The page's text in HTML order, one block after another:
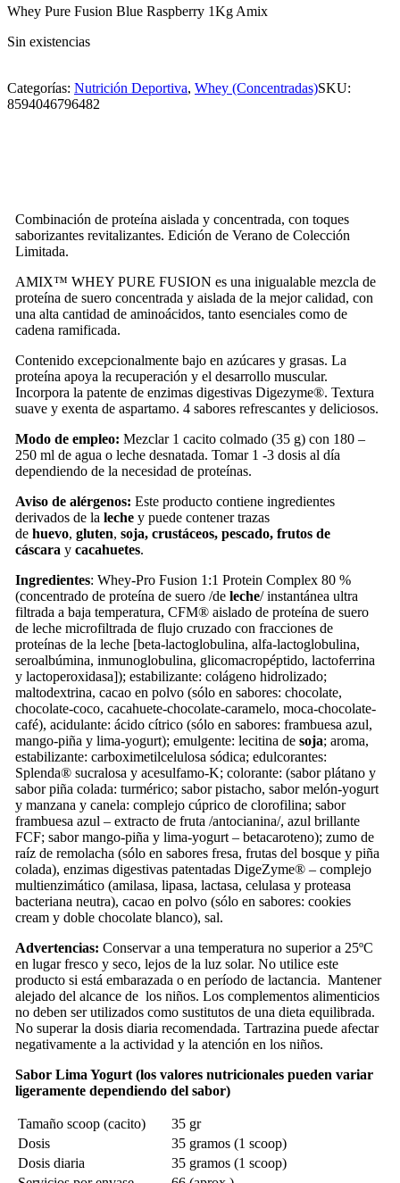
Whey Pure Fusion Blue Raspberry 1Kg Amix
Sin existencias
Categorías: Nutrición Deportiva, Whey (Concentradas)SKU:
8594046796482
Combinación de proteína aislada y concentrada, con toques
saborizantes revitalizantes. Edición de Verano de Colección
Limitada.
AMIX™ WHEY PURE FUSION es una inigualable mezcla de
proteína de suero concentrada y aislada de la mejor calidad, con
una alta cantidad de aminoácidos, tanto esenciales como de
cadena ramificada.
Contenido excepcionalmente bajo en azúcares y grasas. La
proteína apoya la recuperación y el desarrollo muscular.
Incorpora la patente de enzimas digestivas Digezyme®. Textura
suave y exenta de aspartamo. 4 sabores refrescantes y deliciosos.
Modo de empleo: Mezclar 1 cacito colmado (35 g) con 180 –
250 ml de agua o leche desnatada. Tomar 1 -3 dosis al día
dependiendo de la necesidad de proteínas.
Aviso de alérgenos: Este producto contiene ingredientes
derivados de la leche y puede contener trazas
de huevo, gluten, soja, crustáceos, pescado, frutos de
cáscaray cacahuetes.
Ingredientes: Whey-Pro Fusion 1:1 Protein Complex 80 %
(concentrado de proteína de suero /de leche/ instantánea ultra
filtrada a baja temperatura, CFM® aislado de proteína de suero
de leche microfiltrada de flujo cruzado con fracciones de
proteínas de la leche [beta-lactoglobulina, alfa-lactoglobulina,
seroalbúmina, inmunoglobulina, glicomacropéptido, lactoferrina
y lactoperoxidasa]); estabilizante: colágeno hidrolizado;
maltodextrina, cacao en polvo (sólo en sabores: chocolate,
chocolate-coco, cacahuete-chocolate-caramelo, moca-chocolate-
café), acidulante: ácido cítrico (sólo en sabores: frambuesa azul,
mango-piña y lima-yogurt); emulgente: lecitina de soja; aroma,
estabilizante: carboximetilcelulosa sódica; edulcorantes:
Splenda® sucralosa y acesulfamo-K; colorante: (sabor plátano y
sabor piña colada: turmérico; sabor pistacho, sabor melón-yogurt
y manzana y canela: complejo cúprico de clorofilina; sabor
frambuesa azul – extracto de fruta /antocianina/, azul brillante
FCF; sabor mango-piña y lima-yogurt – betacaroteno); zumo de
raíz de remolacha (sólo en sabores fresa, frutas del bosque y piña
colada), enzimas digestivas patentadas DigeZyme® – complejo
multienzimático (amilasa, lipasa, lactasa, celulasa y proteasa
bacteriana neutra), cacao en polvo (sólo en sabores: cookies
cream y doble chocolate blanco), sal.
Advertencias: Conservar a una temperatura no superior a 25ºC
en lugar fresco y seco, lejos de la luz solar. No utilice este
producto si está embarazada o en período de lactancia. Mantener
alejado del alcance de los niños. Los complementos alimenticios
no deben ser utilizados como sustitutos de una dieta equilibrada.
No superar la dosis diaria recomendada. Tartrazina puede afectar
negativamente a la actividad y la atención en los niños.
Sabor Lima Yogurt (los valores nutricionales pueden variar
ligeramente dependiendo del sabor)
Tamaño scoop (cacito)
35 gr
Dosis
35 gramos (1 scoop)
Dosis diaria
35 gramos (1 scoop)